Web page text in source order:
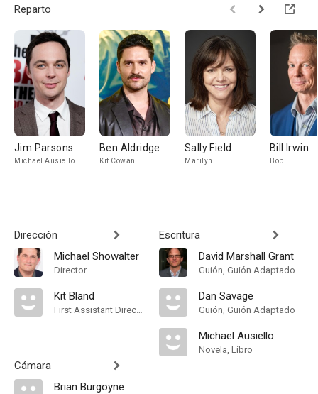
Reparto
Jim Parsons
Michael Ausiello
Ben Aldridge
Kit Cowan
Sally Field
Marilyn
Bill Irwin
Bob
Dirección
Michael Showalter
Director
Kit Bland
First Assistant Director
Cámara
Brian Burgoyne
Escritura
David Marshall Grant
Guión, Guión Adaptado
Dan Savage
Guión, Guión Adaptado
Michael Ausiello
Novela, Libro